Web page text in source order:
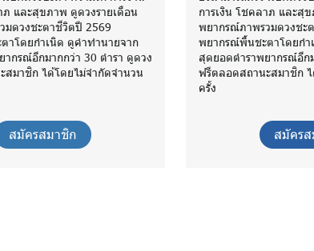
ภ และสุขภาพ ดูดวงรายเดือน
มดวงชะตาชีวิตปี 2569
าโดยกำเนิด ดูคำทำนายจาก
กรณ์อีกมากกว่า 30 ตำรา ดูดวง
สมาชิก ได้โดยไม่จำกัดจำนวน
สมัครสมาชิก
การเงิน โชคลาภ และสุ
พยากรณ์ภาพรวมดวงชะ
พยากรณ์พื้นชะตาโดยกำ
สุดยอดตำราพยากรณ์อีก
ฟรีตลอดสถานะสมาชิก
ครั้ง
สมัคร